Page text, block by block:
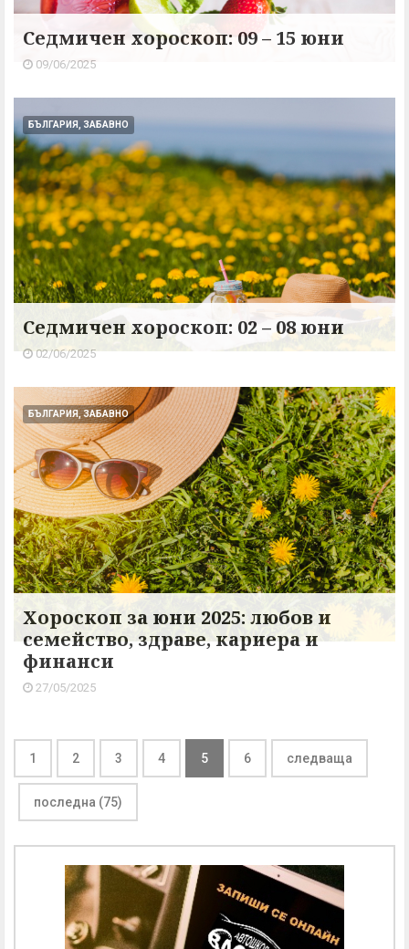
Седмичен хороскоп: 09 – 15 юни
09/06/2025
БЪЛГАРИЯ, ЗАБАВНО
Седмичен хороскоп: 02 – 08 юни
02/06/2025
БЪЛГАРИЯ, ЗАБАВНО
Хороскоп за юни 2025: любов и
семейство, здраве, кариера и
финанси
27/05/2025
1 2 3 4 5 6 следваща
последна (75)